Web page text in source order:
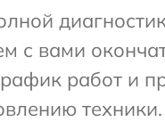
с вами
работ и
техники.